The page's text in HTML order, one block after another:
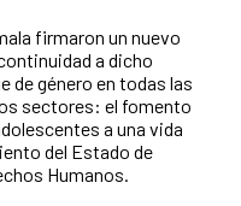
firmaron un nuevo
a dicho
de género en todas las
sectores: el fomento
a una vida
del Estado de
Humanos.